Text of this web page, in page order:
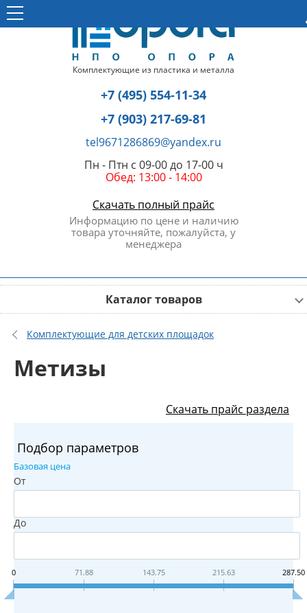
Комплектующие из пластика и металла
+7 (495) 554-11-34
+7 (903) 217-69-81
tel9671286869@yandex.ru
Пн - Птн с 09-00 до 17-00 ч
Обед: 13:00 - 14:00
Скачать полный прайс
Информацию по цене и наличию
товара уточняйте, пожалуйста, у
менеджера
Каталог товаров
Комплектующие для детских площадок
Метизы
Скачать прайс раздела
Подбор параметров
Базовая цена
От
До
0 71.88 143.75 215.63 287.50